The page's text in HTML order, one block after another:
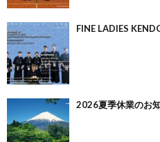
FINE LADIES
2026夏季休業のお